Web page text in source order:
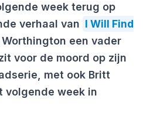
week terug op
verhaal van I Will Find
een vader
voor de moord op zijn
met ook Britt
volgende week in